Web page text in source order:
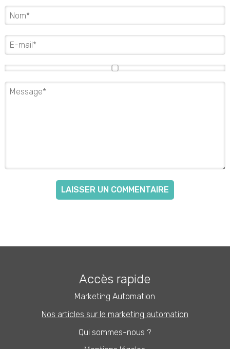
Accès rapide
Marketing Automation
Nos articles sur le marketing automation
Qui sommes-nous ?